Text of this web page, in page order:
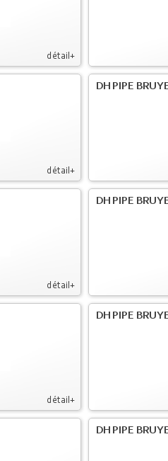
détail+
détail+
DH PIPE
détail+
DH PIPE
détail+
DH PIPE
DH PIPE